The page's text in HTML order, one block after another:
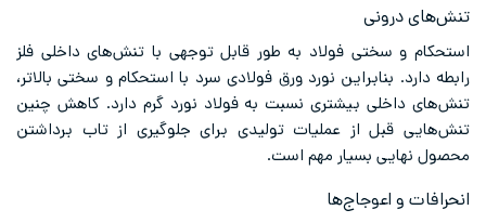
تنش‌های درونی
استحکام و سختی فولاد به طور قابل توجهی با تنش‌های داخلی فلز
رابطه دارد. بنابراین نورد ورق فولادی سرد با استحکام و سختی بالاتر،
تنش‌های داخلی بیشتری نسبت به فولاد نورد گرم دارد. کاهش چنین
تنش‌هایی قبل از عملیات تولیدی برای جلوگیری از تاب برداشتن
محصول نهایی بسیار مهم است.
انحرافات و اعوجاج‌ها